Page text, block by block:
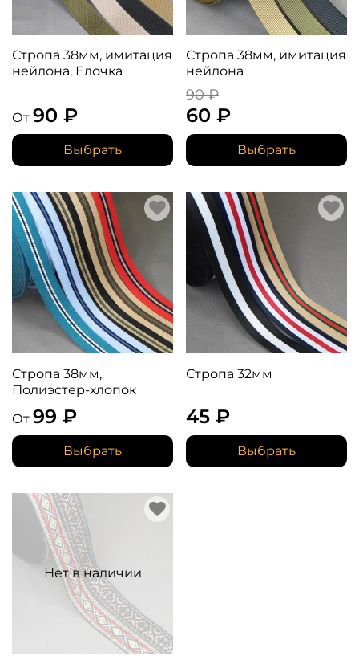
Стропа 38мм, имитация
нейлона, Елочка
От 90 ₽
Выбрать
Стропа 38мм, имитация
нейлона
90 ₽
60 ₽
Выбрать
Стропа 38мм,
Полиэстер-хлопок
От 99 ₽
Выбрать
Стропа 32мм
45 ₽
Выбрать
Нет в наличии